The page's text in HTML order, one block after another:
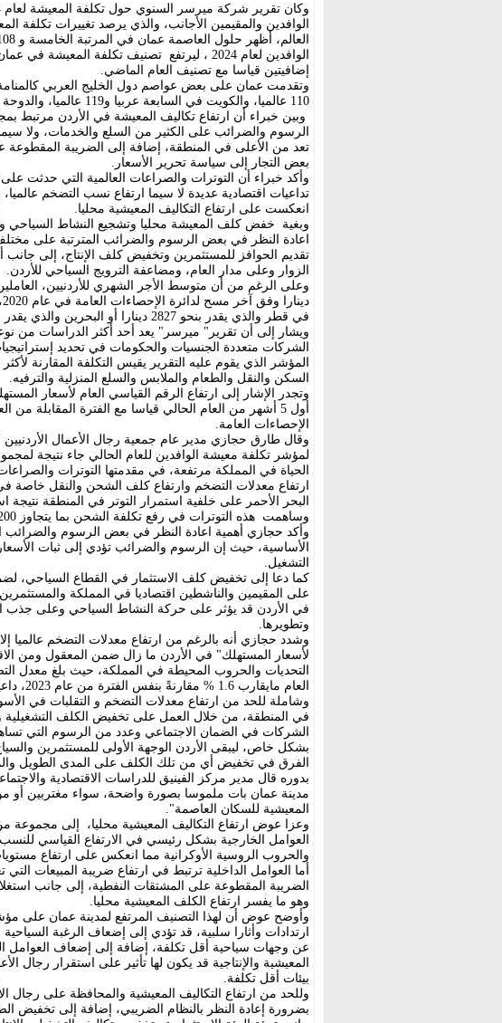
الوافدين لعام 2024 ، ليرتفع تصنيف تكلفة
إضافيتين قياسا مع تصنيف العام الماضي.
وتقدمت عمان على بعض عواصم دول الخليج العربي
110 عالميا، والكويت في السابعة عربيا و119 عالميا، والدوحة التي جاءت 121 عالميا والثامنة عربيا.
وبين خبراء أن ارتفاع تكاليف المعيشة في الأردن مرتبط
الرسوم والضرائب على الكثير من السلع والخدمات، ولا سيما
تعد من الأعلى في المنطقة، إضافة إلى الضريبة المقطوعة
بعض التجار إلى سياسة تحرير الأسعار.
وأكد خبراء أن التوترات والصراعات العالمية التي حدثت
تداعيات اقتصادية عديدة لا سيما ارتفاع نسب التضخم
انعكست على ارتفاع التكاليف المعيشية محليا.
وبغية خفض كلف المعيشة محليا وتشجيع النشاط السياحي
اعادة النظر في بعض الرسوم والضرائب المترتبة على
تقديم الحوافز للمستثمرين وتخفيض كلف الإنتاج، إلى
الزوار وعلى مدار العام، ومضاعفة الترويج السياحي للأردن.
في قطر والذي يقدر بنحو 2827 دينارا أو البحرين والذي يقدر بها بحوالي 1225 دينارا أردنيا.
ويشار إلى أن تقرير" ميرسر" يعد أحد أكثر الدراسات من
الشركات متعددة الجنسيات والحكومات في تحديد
السكن والنقل والطعام والملابس والسلع المنزلية والترفيه.
أول 5 أشهر من العام الحالي قياسا مع الفترة المقابلة
الإحصاءات العامة.
وقال طارق حجازي مدير عام جمعية رجال الأعمال
لمؤشر تكلفة معيشة الوافدين للعام الحالي جاء نتيجة
الحياة في المملكة مرتفعة، في مقدمتها التوترات والصراعات
ارتفاع معدلات التضخم وارتفاع كلف الشحن والنقل خاصة
البحر الأحمر على خلفية استمرار التوتر في المنطقة نتيجة
وساهمت هذه التوترات في رفع تكلفة الشحن بما يتجاوز 200 % ".
وأكد حجازي أهمية اعادة النظر في بعض الرسوم والضرائب
الأساسية، حيث إن الرسوم والضرائب تؤدي إلى ثبات
التشغيل.
كما دعا إلى تخفيض كلف الاستثمار في القطاع السياحي،
على المقيمين والناشطين اقتصاديا في المملكة
في الأردن قد يؤثر على حركة النشاط السياحي وعلى جذب
وتطويرها.
وشدد حجازي أنه بالرغم من ارتفاع معدلات التضخم عالميا
لأسعار المستهلك" في الأردن ما زال ضمن المعقول ومن
التحديات والحروب المحيطة في المملكة، حيث بلغ معدل
العام
وشاملة للحد من ارتفاع معدلات التضخم و التقلبات في
في المنطقة، من خلال العمل على تخفيض الكلف
الشركات في الضمان الاجتماعي وعدد من الرسوم التي
بشكل خاص، ليبقى الأردن الوجهة الأولى للمستثمرين
الفرق في تخفيض أي من تلك الكلف على المدى الطويل
بدوره قال مدير مركز الفينيق للدراسات الاقتصادية
مدينة عمان بات ملموسا بصورة واضحة، سواء مغتربين أو
المعيشية للسكان العاصمة".
وعزا عوض ارتفاع التكاليف المعيشية محليا، إلى مجموعة من
العوامل الخارجية بشكل رئيسي في الارتفاع القياسي
والحروب الروسية الأوكرانية مما انعكس على ارتفاع
أما العوامل الداخلية ترتبط في ارتفاع ضريبة المبيعات
الضريبة المقطوعة على المشتقات النفطية، إلى جانب
وهو ما يفسر ارتفاع الكلف المعيشية محليا.
ارتدادات وأثارا سلبية، قد تؤدي إلى إضعاف الرغبة
عن وجهات سياحية أقل تكلفة، إضافة إلى إضعاف العوامل
المعيشية والإنتاجية قد يكون لها تأثير على استقرار رجال
بيئات أقل تكلفة.
وللحد من ارتفاع التكاليف المعيشية والمحافظة على رجال
بضرورة إعادة النظر بالنظام الضريبي، إضافة إلى تخفيض